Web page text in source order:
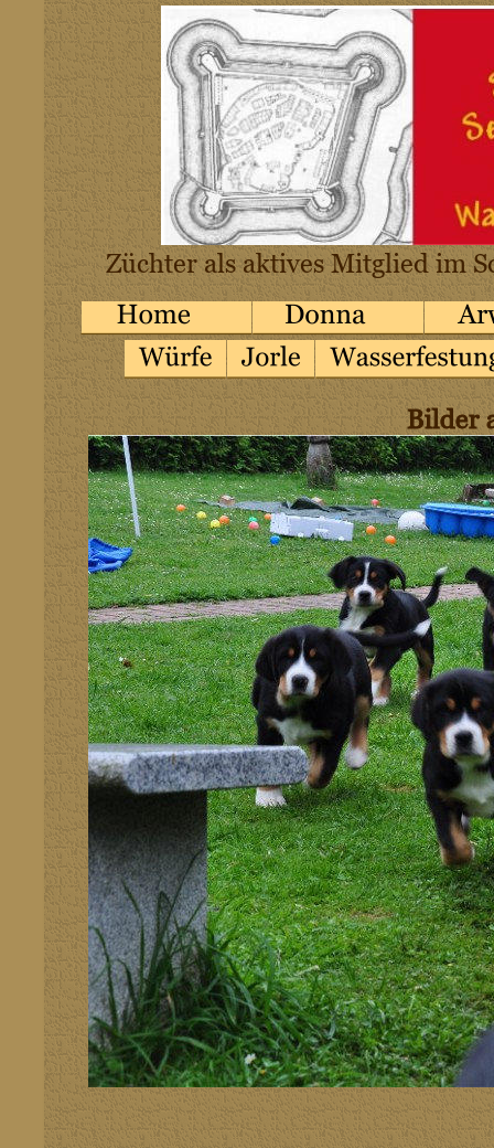
Bilder
Züchter als aktives Mitglied im